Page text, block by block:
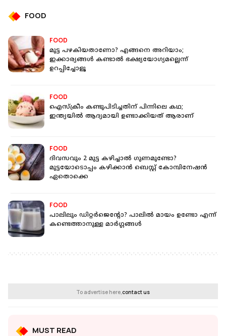
FOOD
FOOD
മുട്ട പഴകിയതാണോ? എങ്ങനെ അറിയാം;
ഇക്കാര്യങ്ങള്‍ കണ്ടാല്‍ ഭക്ഷ്യയോഗ്യമല്ലെന്ന്
ഉറപ്പിച്ചോളൂ
FOOD
ഐസ്‌ക്രീം കണ്ടുപിടിച്ചതിന് പിന്നിലെ കഥ;
ഇന്ത്യയില്‍ ആദ്യമായി ഉണ്ടാക്കിയത് ആരാണ്
FOOD
ദിവസവും 2 മുട്ട കഴിച്ചാല്‍ ഗുണമുണ്ടോ?
മുട്ടയോടൊപ്പം കഴിക്കാന്‍ ബെസ്റ്റ് കോമ്പിനേഷന്‍
ഏതൊക്കെ
FOOD
പാലിലും ഡിറ്റര്‍ജെന്റോ? പാലില്‍ മായം ഉണ്ടോ എന്ന്
കണ്ടെത്താനുള്ള മാര്‍ഗ്ഗങ്ങള്‍
To advertise here,contact us
MUST READ